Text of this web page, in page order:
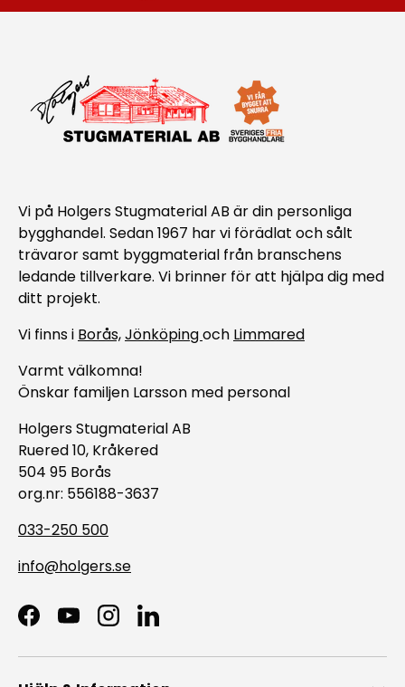
Vi på Holgers Stugmaterial AB är din personliga
bygghandel. Sedan 1967 har vi förädlat och sålt
trävaror samt byggmaterial från branschens
ledande tillverkare. Vi brinner för att hjälpa dig med
ditt projekt.
Vi finns i Borås,Jönköpingoch Limmared
Varmt välkomna!
Önskar familjen Larsson med personal
Holgers Stugmaterial AB
Ruered 10, Kråkered
504 95 Borås
org.nr: 556188-3637
033-250 500
info@holgers.se
Facebook
YouTubeInstagramLinkedIn